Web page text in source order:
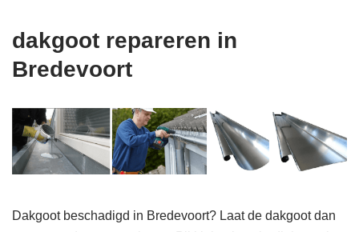
dakgoot repareren in
Bredevoort
Dakgoot beschadigd in Bredevoort? Laat de dakgoot dan